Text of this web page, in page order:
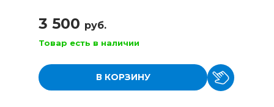
3 500 руб.
Товар есть в наличии
В КОРЗИНУ